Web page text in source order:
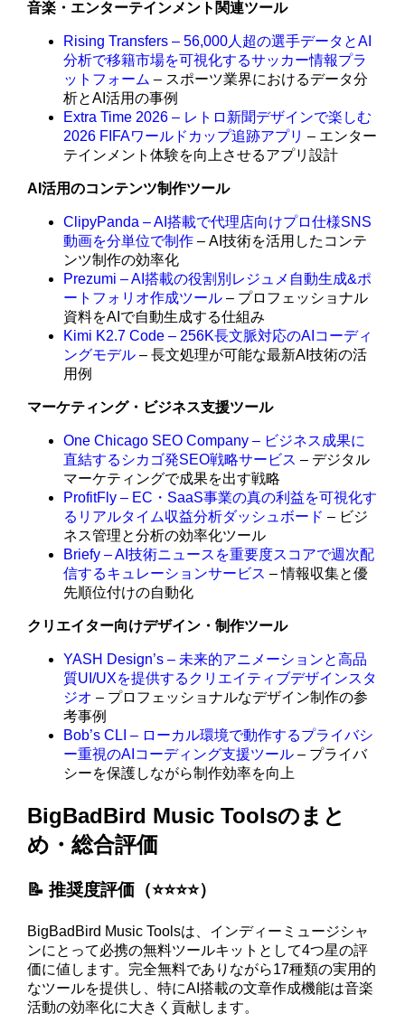
音楽・エンターテインメント関連ツール
Rising Transfers – 56,000人超の選手データとAI
分析で移籍市場を可視化するサッカー情報プラ
ットフォーム – スポーツ業界におけるデータ分
析とAI活用の事例
Extra Time 2026 – レトロ新聞デザインで楽しむ
2026 FIFAワールドカップ追跡アプリ – エンター
テインメント体験を向上させるアプリ設計
AI活用のコンテンツ制作ツール
ClipyPanda – AI搭載で代理店向けプロ仕様SNS
動画を分単位で制作 – AI技術を活用したコンテ
ンツ制作の効率化
Prezumi – AI搭載の役割別レジュメ自動生成&ポ
ートフォリオ作成ツール – プロフェッショナル
資料をAIで自動生成する仕組み
Kimi K2.7 Code – 256K長文脈対応のAIコーディ
ングモデル – 長文処理が可能な最新AI技術の活
用例
マーケティング・ビジネス支援ツール
One Chicago SEO Company – ビジネス成果に
直結するシカゴ発SEO戦略サービス – デジタル
マーケティングで成果を出す戦略
ProfitFly – EC・SaaS事業の真の利益を可視化す
るリアルタイム収益分析ダッシュボード – ビジ
ネス管理と分析の効率化ツール
Briefy – AI技術ニュースを重要度スコアで週次配
信するキュレーションサービス – 情報収集と優
先順位付けの自動化
クリエイター向けデザイン・制作ツール
YASH Design’s – 未来的アニメーションと高品
質UI/UXを提供するクリエイティブデザインスタ
ジオ – プロフェッショナルなデザイン制作の参
考事例
Bob’s CLI – ローカル環境で動作するプライバシ
ー重視のAIコーディング支援ツール – プライバ
シーを保護しながら制作効率を向上
BigBadBird Music Toolsのまと
め・総合評価
📝 推奨度評価（⭐️⭐️⭐️⭐️）
BigBadBird Music Toolsは、インディーミュージシャ
ンにとって必携の無料ツールキットとして4つ星の評
価に値します。完全無料でありながら17種類の実用的
なツールを提供し、特にAI搭載の文章作成機能は音楽
活動の効率化に大きく貢献します。